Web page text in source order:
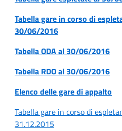
Tabella gare in corso di
30/06/2016
Tabella ODA al 30/06/2016
Tabella RDO al 30/06/2016
Elenco delle gare di appalto
Tabella gare in corso di
31.12.2015